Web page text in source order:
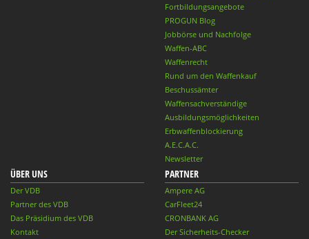
Fortbildungsangebote
PROGUN Blog
Jobbörse und Nachfolge
Waffen-ABC
Waffenrecht
Rund um den Waffenkauf
Beschussämter
Waffensachverständige
Ausbildungsmöglichkeiten
Erbwaffenblockierung
A.E.C.A.C.
Newsletter
ÜBER UNS
Der VDB
Partner des VDB
Das Präsidium des VDB
Kontakt
PARTNER
Ampere AG
CarFleet24
CRONBANK AG
Der Sicherheits-Checker